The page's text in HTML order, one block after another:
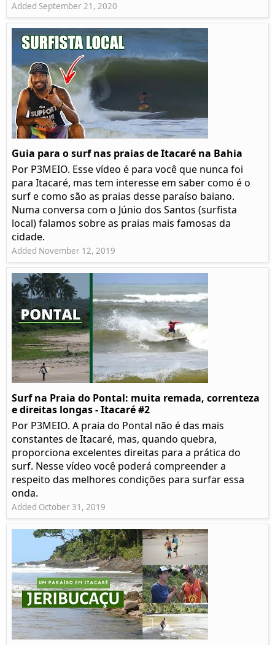
Added September 21, 2020
Guia para o surf nas praias de Itacaré na Bahia
Por P3MEIO. Esse vídeo é para você que nunca foi
para Itacaré, mas tem interesse em saber como é o
surf e como são as praias desse paraíso baiano.
Numa conversa com o Júnio dos Santos (surfista
local) falamos sobre as praias mais famosas da
cidade.
Added November 12, 2019
Surf na Praia do Pontal: muita remada, correnteza
e direitas longas - Itacaré #2
Por P3MEIO. A praia do Pontal não é das mais
constantes de Itacaré, mas, quando quebra,
proporciona excelentes direitas para a prática do
surf. Nesse vídeo você poderá compreender a
respeito das melhores condições para surfar essa
onda.
Added October 31, 2019